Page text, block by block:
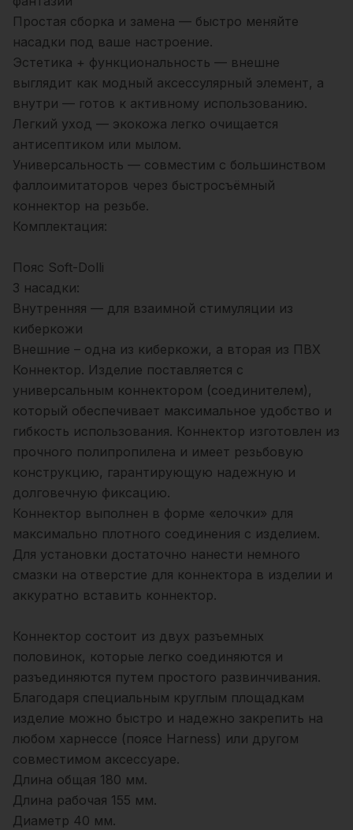
Простая сборка и замена — быстро меняйте
насадки под ваше настроение.
Эстетика + функциональность — внешне
выглядит как модный аксессулярный элемент, а
внутри — готов к активному использованию.
Легкий уход — экокожа легко очищается
антисептиком или мылом.
Универсальность — совместим с большинством
фаллоимитаторов через быстросъёмный
коннектор на резьбе.
Комплектация:
Пояс Soft-Dolli
3 насадки:
Внутренняя — для взаимной стимуляции из
киберкожи
Внешние – одна из киберкожи, а вторая из ПВХ
Коннектор. Изделие поставляется с
универсальным коннектором (соединителем),
который обеспечивает максимальное удобство и
гибкость использования. Коннектор изготовлен из
прочного полипропилена и имеет резьбовую
конструкцию, гарантирующую надежную и
долговечную фиксацию.
Коннектор выполнен в форме «елочки» для
максимально плотного соединения с изделием.
Для установки достаточно нанести немного
смазки на отверстие для коннектора в изделии и
аккуратно вставить коннектор.
Коннектор состоит из двух разъемных
половинок, которые легко соединяются и
разъединяются путем простого развинчивания.
Благодаря специальным круглым площадкам
изделие можно быстро и надежно закрепить на
любом харнессе (поясе Harness) или другом
совместимом аксессуаре.
Длина общая 180 мм.
Длина рабочая 155 мм.
Диаметр 40 мм.